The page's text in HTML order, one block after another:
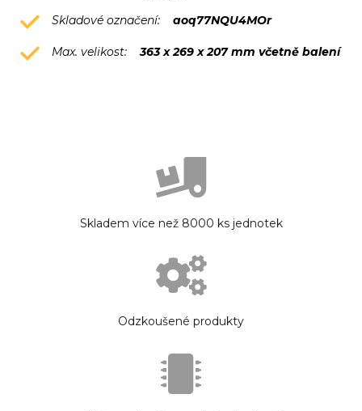
Skladové označení:
aoq77NQU4MOr
Max. velikost: 363 x 269 x 207 mm včetně balení
Skladem více než 8000 ks jednotek
Odzkoušené produkty